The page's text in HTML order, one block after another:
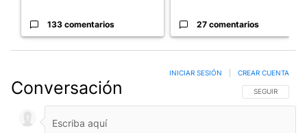
133 comentarios 27 comentarios
Conversación SIGA ESTA
SEGUIR
INICIAR SESIÓN CREAR CUENTA